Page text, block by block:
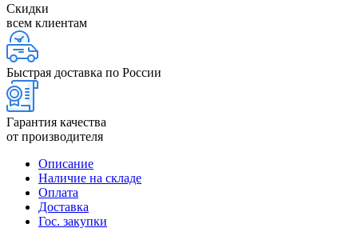
Скидки
всем клиентам
Быстрая доставка по России
Гарантия качества
от производителя
Описание
Наличие на складе
Оплата
Доставка
Гос. закупки